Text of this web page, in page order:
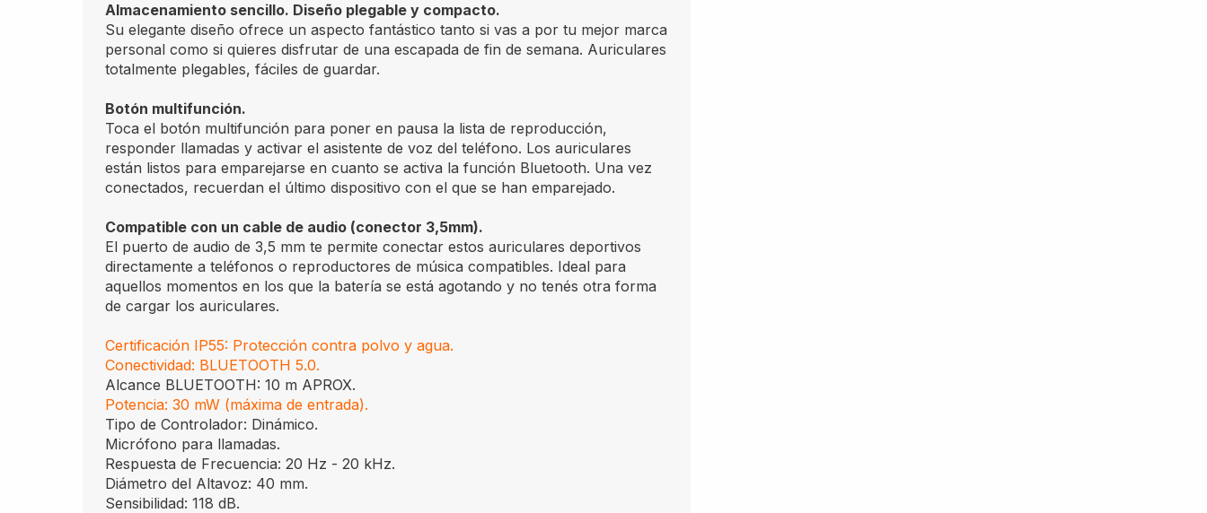
Almacenamiento sencillo. Diseño plegable y compacto.
Su elegante diseño ofrece un aspecto fantástico tanto si vas a por tu mejor marca
personal como si quieres disfrutar de una escapada de fin de semana. Auriculares
totalmente plegables, fáciles de guardar.
Botón multifunción.
Toca el botón multifunción para poner en pausa la lista de reproducción,
responder llamadas y activar el asistente de voz del teléfono. Los auriculares
están listos para emparejarse en cuanto se activa la función Bluetooth. Una vez
conectados, recuerdan el último dispositivo con el que se han emparejado.
Compatible con un cable de audio (conector 3,5mm).
El puerto de audio de 3,5 mm te permite conectar estos auriculares deportivos
directamente a teléfonos o reproductores de música compatibles. Ideal para
aquellos momentos en los que la batería se está agotando y no tenés otra forma
de cargar los auriculares.
Certificación IP55: Protección contra polvo y agua.
Conectividad: BLUETOOTH 5.0.
Alcance BLUETOOTH: 10 m APROX.
Potencia: 30 mW (máxima de entrada).
Tipo de Controlador: Dinámico.
Micrófono para llamadas.
Respuesta de Frecuencia: 20 Hz - 20 kHz.
Diámetro del Altavoz: 40 mm.
Sensibilidad: 118 dB.